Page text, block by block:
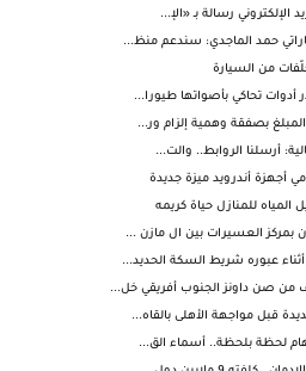
رسالة بـ «الإ...
حمد الماجدي: سندعم منظ...
أدوات تحاكي بأصواتها طيورا...
بصفقة وهمية إلزام ور...
أرسلنا الروابط.. والت...
أندرويد ميزة جديدة
للمنازل حياة كريمه
بمركز العسيرات بين ال مازن ...
عبوره شريط السكة الحديد...
من صن داونز الجنوب أفريقي خل...
قبل مواجهة الأهلى بالقاه...